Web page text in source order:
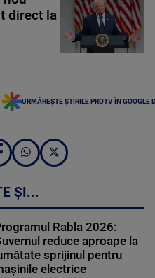
direct la
URMĂREȘTE ȘTIRILE PROTV ÎN GOOGLE
ȘI...
Rabla 2026:
reduce aproape la
sprijinul pentru
electrice